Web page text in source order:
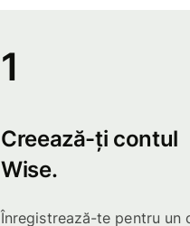
1
Creează-ți contul
Wise.
Înregistrează-te pentru un